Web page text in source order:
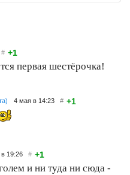
# +1
первая шестёрочка!
4 мая в 14:23 # +1
в 19:26 # +1
и ни туда ни сюда -